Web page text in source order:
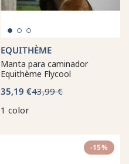
EQUITHÈME
Manta para caminador
Equithème Flycool
35,19 €43,99 €
1 color
-15%